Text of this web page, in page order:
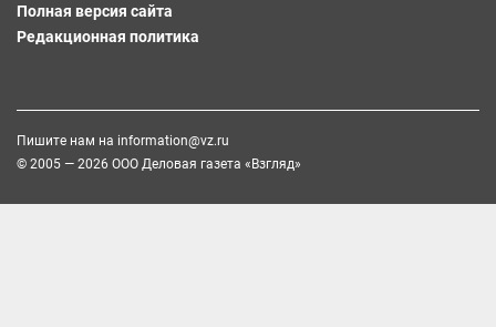
Полная версия сайта
Редакционная политика
Пишите нам на information@vz.ru
© 2005 — 2026 ООО Деловая газета «Взгляд»